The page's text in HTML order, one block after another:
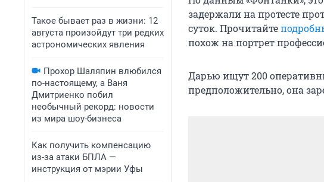
Такое бывает раз в жизни: 12
августа произойдут три редких
астрономических явления
Прохор Шаляпин влюбился
по-настоящему, а Ваня
Дмитриенко побил
необычный рекорд: новости
из мира шоу-бизнеса
Как получить компенсацию
из-за атаки БПЛА —
инструкция от мэрии Уфы
задержали на протесте
суток. Прочитайте
похож на портрет
Дарью ищут 200
предположительно, она